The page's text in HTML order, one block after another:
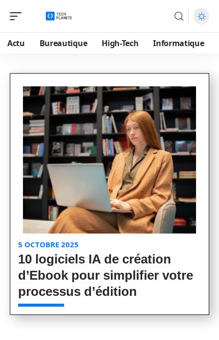
Actu Bureautique High-Tech Informatique
5 OCTOBRE 2025
10 logiciels IA de création
d’Ebook pour simplifier votre
processus d’édition